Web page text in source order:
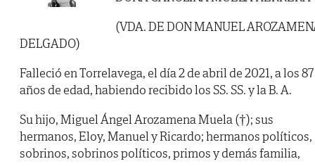
(VDA. DE DON MANUEL
DELGADO)
Falleció en Torrelavega, el día 2 de abril de 2021, a los 87
años de edad, habiendo recibido los SS. SS. y la B. A.
Su hijo, Miguel Ángel Arozamena Muela (†); sus
hermanos, Eloy, Manuel y Ricardo; hermanos políticos,
sobrinos, sobrinos políticos, primos y demás familia,